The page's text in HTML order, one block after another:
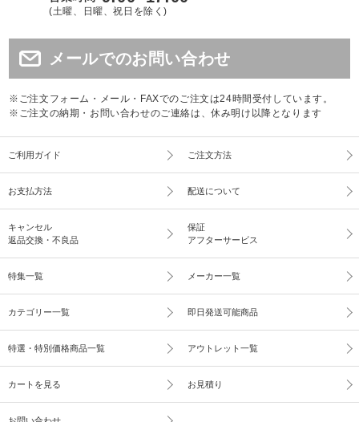
(土曜、日曜、祝日を除く)
メールでのお問い合わせ
※ご注文フォーム・メール・FAXでのご注文は24時間受付しています。
※ご注文の納期・お問い合わせのご連絡は、休み明け以降となります
ご利用ガイド ご注文方法
お支払方法 配送について
キャンセル
返品交換・不良品
保証
アフターサービス
特集一覧 メーカー一覧
カテゴリー一覧 即日発送可能商品
特選・特別価格商品一覧 アウトレット一覧
カートを見る お見積り